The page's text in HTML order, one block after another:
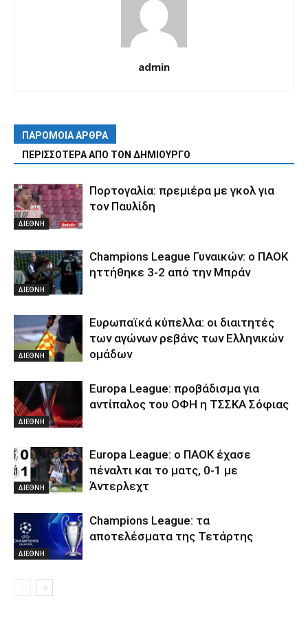
admin
ΠΑΡΟΜΟΙΑ ΑΡΘΡΑ
ΠΕΡΙΣΣΟΤΕΡΑ ΑΠΟ ΤΟΝ ΔΗΜΙΟΥΡΓΟ
ΔΙΕΘΝΗ
Πορτογαλία: πρεμιέρα με γκολ για
τον Παυλίδη
ΔΙΕΘΝΗ
Champions League Γυναικών: ο ΠΑΟΚ
ηττήθηκε 3-2 από την Μπράν
ΔΙΕΘΝΗ
Ευρωπαϊκά κύπελλα: οι διαιτητές
των αγώνων ρεβάνς των Ελληνικών
ομάδων
ΔΙΕΘΝΗ
Europa League: προβάδισμα για
αντίπαλος του ΟΦΗ η ΤΣΣΚΑ Σόφιας
ΔΙΕΘΝΗ
Europa League: ο ΠΑΟΚ έχασε
πέναλτι και το ματς, 0-1 με
Άντερλεχτ
ΔΙΕΘΝΗ
Champions League: τα
αποτελέσματα της Τετάρτης